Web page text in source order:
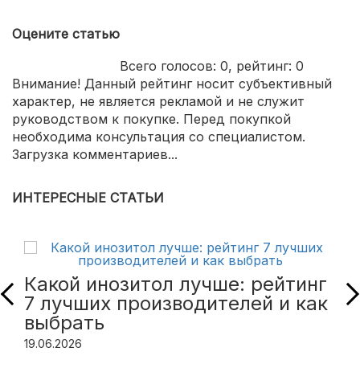
Оцените статью
Всего голосов: 0, рейтинг: 0
Внимание! Данный рейтинг носит субъективный
характер, не является рекламой и не служит
руководством к покупке. Перед покупкой
необходима консультация со специалистом.
Загрузка комментариев...
ИНТЕРЕСНЫЕ СТАТЬИ
Какой инозитол лучше: рейтинг
7 лучших производителей и как
выбрать
19.06.2026